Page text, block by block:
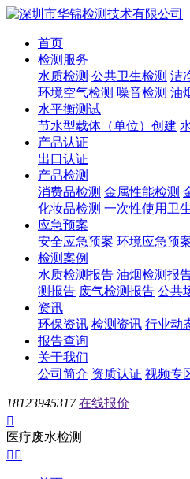
首页
检测服务
水质检测 公共卫生检测 洁
环境空气检测 噪音检测 油
水平衡测试
节水型载体（单位）创建
产品认证
出口认证
产品检测
消费品检测 金属性能检测
化妆品检测 一次性使用卫
应急预案
安全应急预案 环境应急预
检测案例
水质检测报告 油烟检测报
测报告 废气检测报告 公共
资讯
环保资讯 检测资讯 行业动
报告查询
关于我们
公司简介 资质认证 视频专
18123945317 在线报价

医疗废水检测
 